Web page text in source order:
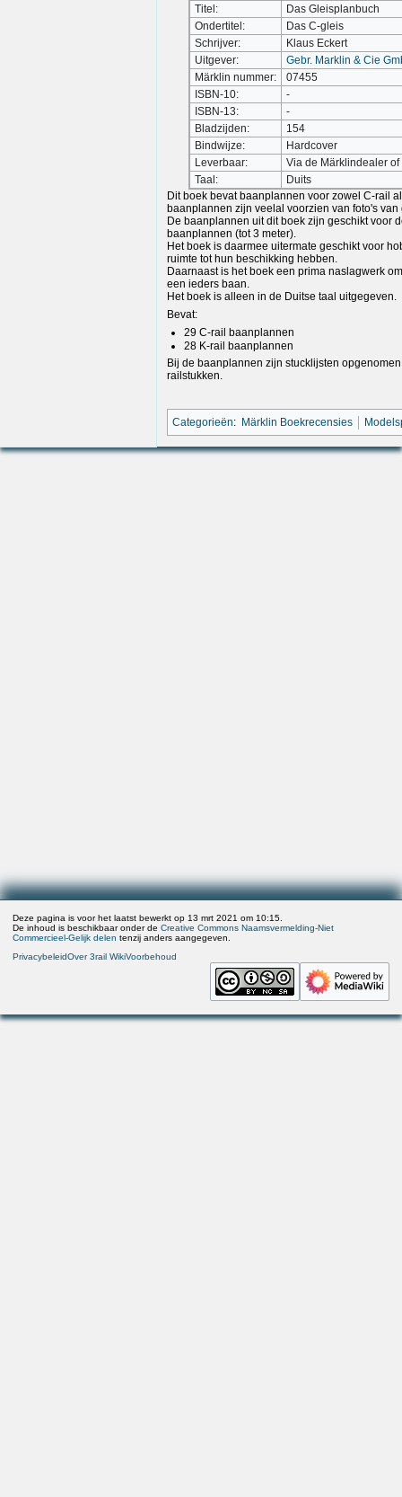
Titel:
Das Gleisplanbuch
Ondertitel:
Das C-gleis
Schrijver:
Klaus Eckert
Uitgever:
Gebr. Marklin & Cie
Märklin nummer:
07455
ISBN-10:
-
ISBN-13:
-
Bladzijden:
154
Bindwijze:
Hardcover
Leverbaar:
Via de Märklindealer
Taal:
Duits
Dit boek bevat baanplannen voor zowel C-rail
baanplannen zijn veelal voorzien van foto's
De baanplannen uit dit boek zijn geschikt voor
baanplannen (tot 3 meter).
Het boek is daarmee uitermate geschikt voor
ruimte tot hun beschikking hebben.
Daarnaast is het boek een prima naslagwerk
een ieders baan.
Het boek is alleen in de Duitse taal uitgegeven.
Bevat:
29 C-rail baanplannen
28 K-rail baanplannen
Bij de baanplannen zijn stucklijsten
railstukken.
Categorieën: Märklin Boekrecensies
Deze pagina is voor het laatst bewerkt op 13 mrt 2021 om 10:15.
De inhoud is beschikbaar onder deCreative Commons Naamsvermelding-Niet
Commercieel-Gelijk delen tenzij anders aangegeven.
PrivacybeleidOver 3rail WikiVoorbehoud